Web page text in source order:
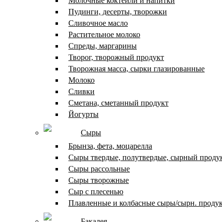
Пудинги, десерты, творожки
Сливочное масло
Растительное молоко
Спреды, маргарины
Творог, творожный продукт
Творожная масса, сырки глазированные
Молоко
Сливки
Сметана, сметанный продукт
Йогурты
Сыры
Брынза, фета, моцарелла
Сыры твердые, полутвердые, сырный
Сыры рассольные
Сыры творожные
Сыр с плесенью
Плавленные и колбасные сыры/сырн.